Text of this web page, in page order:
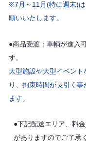
※7月～11月(特に週末)
願いいたします。
●商品受渡：車輌が進入
す。
大型施設や大型イベン
り、拘束時間が長引く
ます。
●下記配送エリア、料
がありますのでご了承